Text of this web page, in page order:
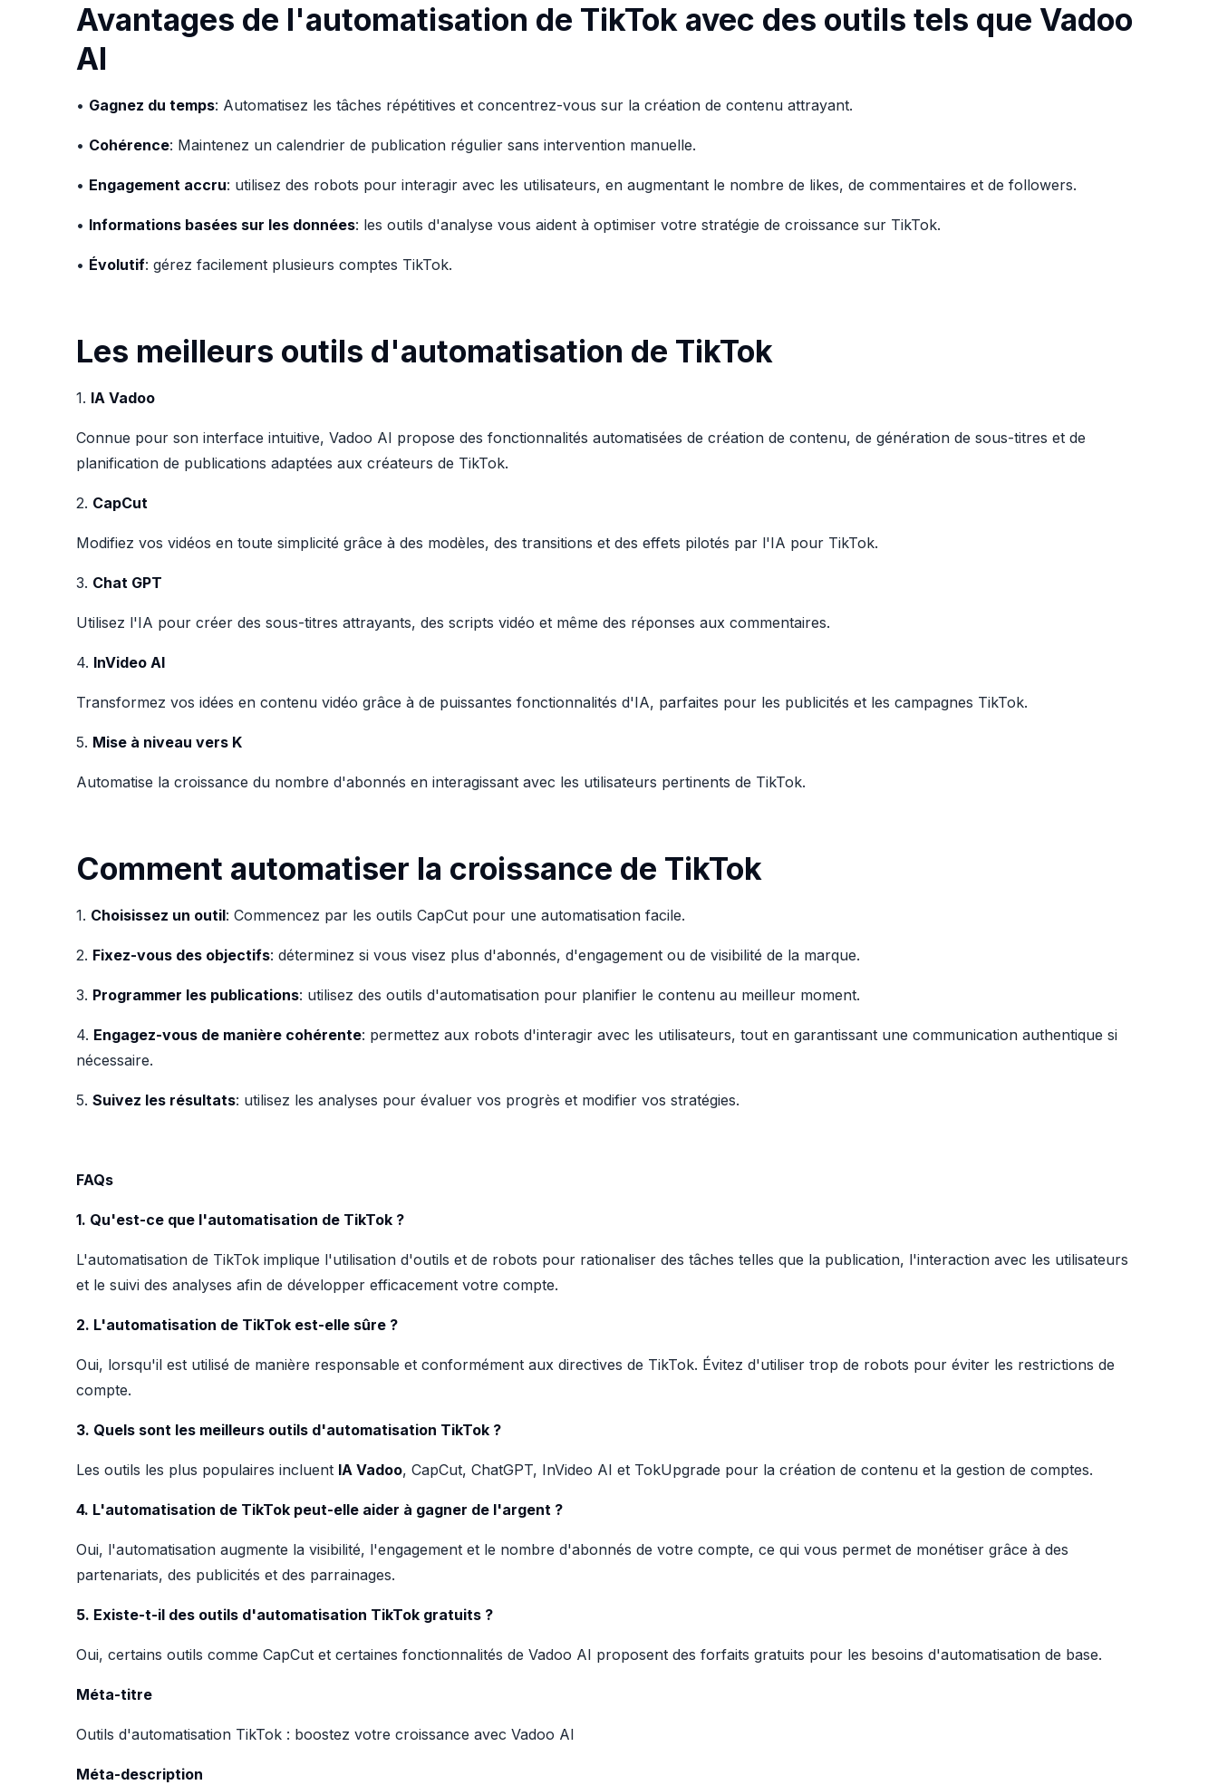
Avantages de l'automatisation de TikTok avec des outils tels que Vadoo
AI
• Gagnez du temps: Automatisez les tâches répétitives et concentrez-vous sur la création de contenu attrayant.
• Cohérence: Maintenez un calendrier de publication régulier sans intervention manuelle.
• Engagement accru: utilisez des robots pour interagir avec les utilisateurs, en augmentant le nombre de likes, de commentaires et de followers.
• Informations basées sur les données: les outils d'analyse vous aident à optimiser votre stratégie de croissance sur TikTok.
• Évolutif: gérez facilement plusieurs comptes TikTok.
Les meilleurs outils d'automatisation de TikTok
1. IA Vadoo
Connue pour son interface intuitive, Vadoo AI propose des fonctionnalités automatisées de création de contenu, de génération de sous-titres et de
planification de publications adaptées aux créateurs de TikTok.
2. CapCut
Modifiez vos vidéos en toute simplicité grâce à des modèles, des transitions et des effets pilotés par l'IA pour TikTok.
3. Chat GPT
Utilisez l'IA pour créer des sous-titres attrayants, des scripts vidéo et même des réponses aux commentaires.
4. InVideo AI
Transformez vos idées en contenu vidéo grâce à de puissantes fonctionnalités d'IA, parfaites pour les publicités et les campagnes TikTok.
5. Mise à niveau vers K
Automatise la croissance du nombre d'abonnés en interagissant avec les utilisateurs pertinents de TikTok.
Comment automatiser la croissance de TikTok
1. Choisissez un outil: Commencez par les outils CapCut pour une automatisation facile.
2. Fixez-vous des objectifs: déterminez si vous visez plus d'abonnés, d'engagement ou de visibilité de la marque.
3. Programmer les publications: utilisez des outils d'automatisation pour planifier le contenu au meilleur moment.
4. Engagez-vous de manière cohérente: permettez aux robots d'interagir avec les utilisateurs, tout en garantissant une communication authentique si
nécessaire.
5. Suivez les résultats: utilisez les analyses pour évaluer vos progrès et modifier vos stratégies.
FAQs
1. Qu'est-ce que l'automatisation de TikTok ?
L'automatisation de TikTok implique l'utilisation d'outils et de robots pour rationaliser des tâches telles que la publication, l'interaction avec les utilisateurs
et le suivi des analyses afin de développer efficacement votre compte.
2. L'automatisation de TikTok est-elle sûre ?
Oui, lorsqu'il est utilisé de manière responsable et conformément aux directives de TikTok. Évitez d'utiliser trop de robots pour éviter les restrictions de
compte.
3. Quels sont les meilleurs outils d'automatisation TikTok ?
Les outils les plus populaires incluent IA Vadoo, CapCut, ChatGPT, InVideo AI et TokUpgrade pour la création de contenu et la gestion de comptes.
4. L'automatisation de TikTok peut-elle aider à gagner de l'argent ?
Oui, l'automatisation augmente la visibilité, l'engagement et le nombre d'abonnés de votre compte, ce qui vous permet de monétiser grâce à des
partenariats, des publicités et des parrainages.
5. Existe-t-il des outils d'automatisation TikTok gratuits ?
Oui, certains outils comme CapCut et certaines fonctionnalités de Vadoo AI proposent des forfaits gratuits pour les besoins d'automatisation de base.
Méta-titre
Outils d'automatisation TikTok : boostez votre croissance avec Vadoo AI
Méta-description